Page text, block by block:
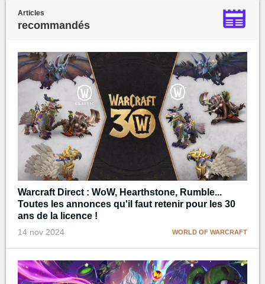
Articles
recommandés
Warcraft Direct : WoW, Hearthstone, Rumble...
Toutes les annonces qu'il faut retenir pour les 30
ans de la licence !
14 nov 2024 WORLD OF WARCRAFT